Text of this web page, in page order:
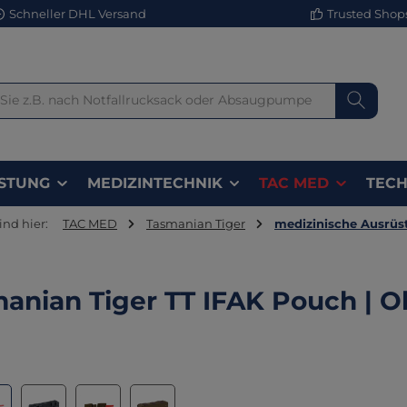
Schneller DHL Versand Trusted
MEDIZINTECHNIK TAC MED
hier: TAC MED Tasmanian Tiger medizinische
Tiger TT IFAK Pouch |
überspringen